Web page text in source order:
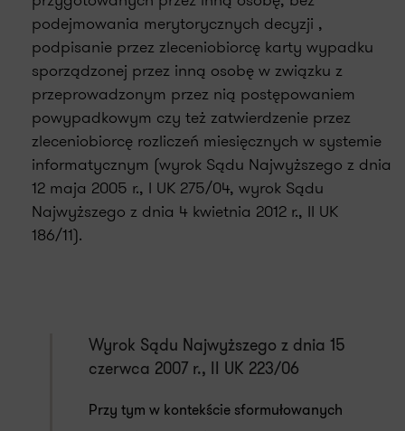
podejmowania merytorycznych decyzji ,
podpisanie przez zleceniobiorcę karty wypadku
sporządzonej przez inną osobę w związku z
przeprowadzonym przez nią postępowaniem
powypadkowym czy też zatwierdzenie przez
zleceniobiorcę rozliczeń miesięcznych w systemie
informatycznym (wyrok Sądu Najwyższego z dnia
12 maja 2005 r., I UK 275/04, wyrok Sądu
Najwyższego z dnia 4 kwietnia 2012 r., II UK
186/11).
Wyrok Sądu Najwyższego z dnia 15
czerwca 2007 r., II UK 223/06
Przy tym w kontekście sformułowanych